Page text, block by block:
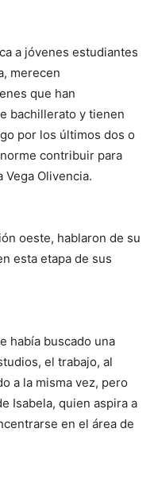
a jóvenes estudiantes
merecen
que han
bachillerato y tienen
por los últimos dos o
contribuir para
Olivencia.
oeste, hablaron de su
esta etapa de sus
había buscado una
el trabajo, al
a la misma vez, pero
Isabela, quien aspira a
en el área de